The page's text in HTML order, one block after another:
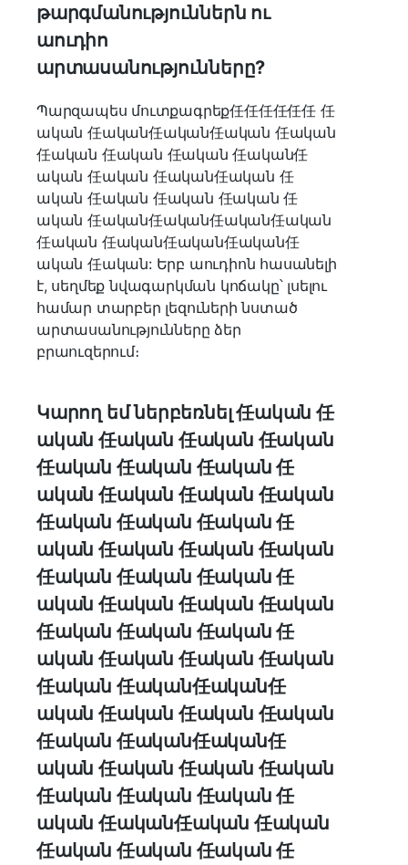
թարգմանություններն ու
աուդիո
արտասանությունները?
Պարզապես մուտքագրեք任任任任任任 任
ական 任ական任ական任ական 任ական
任ական 任ական 任ական 任ական任
ական 任ական 任ական任ական 任
ական 任ական 任ական 任ական 任
ական 任ական任ական任ական任ական
任ական 任ական任ական任ական任
ական 任ական: Երբ աուդիոն հասանելի
է, սեղմեք նվագարկման կոճակը՝ լսելու
համար տարբեր լեզուների նստած
արտասանությունները ձեր
բրաուզերում։
Կարող եմ ներբեռնել 任ական 任
ական 任ական 任ական 任ական
任ական 任ական 任ական 任
ական 任ական 任ական 任ական
任ական 任ական 任ական 任
ական 任ական 任ական 任ական
任ական 任ական 任ական 任
ական 任ական 任ական 任ական
任ական 任ական 任ական 任
ական 任ական 任ական 任ական
任ական 任ական任ական任
ական 任ական 任ական 任ական
任ական 任ական任ական任
ական 任ական 任ական 任ական
任ական 任ական 任ական 任
ական 任ական任ական 任ական
任ական 任ական 任ական 任